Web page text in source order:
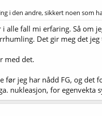
i den andre, sikkert noen som
fall mi erfaring. Så om
Det gir meg det
med det.
før jeg har nådd FG, og
nukleasjon, for egenvekta